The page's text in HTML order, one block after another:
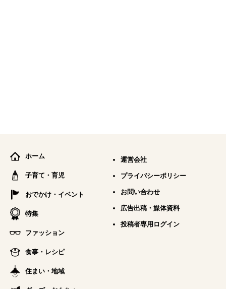
ホーム
子育て・育児
おでかけ・イベント
特集
ファッション
食事・レシピ
住まい・地域
運営会社
プライバシーポリシー
お問い合わせ
広告出稿・媒体資料
投稿者専用ログイン